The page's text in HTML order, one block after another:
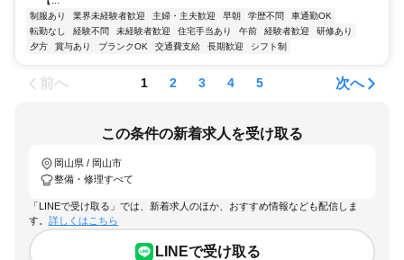
制服あり 業界未経験者歓迎 主婦・主夫歓迎 早朝 学歴不問
車通勤OK
転勤なし
経験不問 未経験者歓迎 住宅手当あり 午前 経験者歓迎
研修あり
夕方
賞与あり ブランクOK 交通費支給 長期歓迎 シフト制
前へ 1 2 3 4 5 次へ
この条件の新着求人を受け取る
岡山県 / 岡山市
整備・修理すべて
「LINEで受け取る」では、新着求人のほか、おすすめ情報なども配信しま
す。 詳しくはこちら
LINEで受け取る